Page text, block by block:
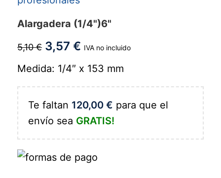
Alargadera (1/4")6"
5,10€ 3,57 € IVA no incluido
Medida: 1/4″ x 153 mm
Te faltan 120,00 € para que el
envío sea GRATIS!